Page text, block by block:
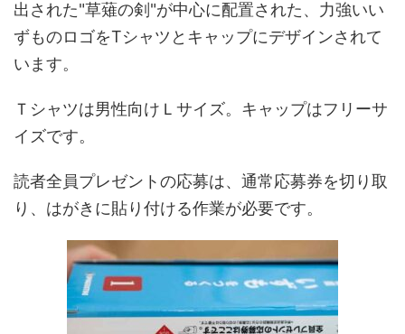
出された"草薙の剣"が中心に配置された、力強いい
ずものロゴをTシャツとキャップにデザインされて
います。
Ｔシャツは男性向けＬサイズ。キャップはフリーサ
イズです。
読者全員プレゼントの応募は、通常応募券を切り取
り、はがきに貼り付ける作業が必要です。